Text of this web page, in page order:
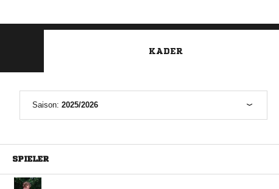
KADER
Saison: 2025/2026
SPIELER